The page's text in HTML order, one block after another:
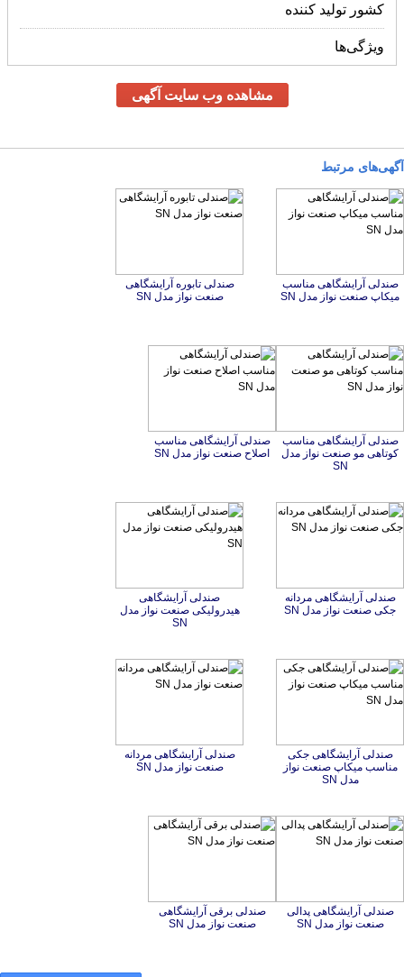
کشور تولید کننده
ویژگی‌ها
مشاهده وب سایت آگهی
آگهی‌های مرتبط
صندلی آرایشگاهی مناسب
میکاپ صنعت نواز مدل SN
صندلی تابوره آرایشگاهی
صنعت نواز مدل SN
صندلی آرایشگاهی مناسب
کوتاهی مو صنعت نواز مدل
SN
صندلی آرایشگاهی مناسب
اصلاح صنعت نواز مدل SN
صندلی آرایشگاهی مردانه
جکی صنعت نواز مدل SN
صندلی آرایشگاهی
هیدرولیکی صنعت نواز مدل
SN
صندلی آرایشگاهی جکی
مناسب میکاپ صنعت نواز
مدل SN
صندلی آرایشگاهی مردانه
صنعت نواز مدل SN
صندلی آرایشگاهی پدالی
صنعت نواز مدل SN
صندلی برقی آرایشگاهی
صنعت نواز مدل SN